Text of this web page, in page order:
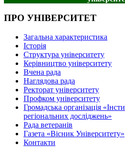
ПРО УНІВЕРСИТЕТ
Загальна характеристика
Історія
Структура університету
Керівництво університету
Вчена рада
Наглядова рада
Ректорат університету
Профком університету
Громадська організація
регіональних досліджень»
Рада ветеранів
Газета «Вісник Університету»
Контакти